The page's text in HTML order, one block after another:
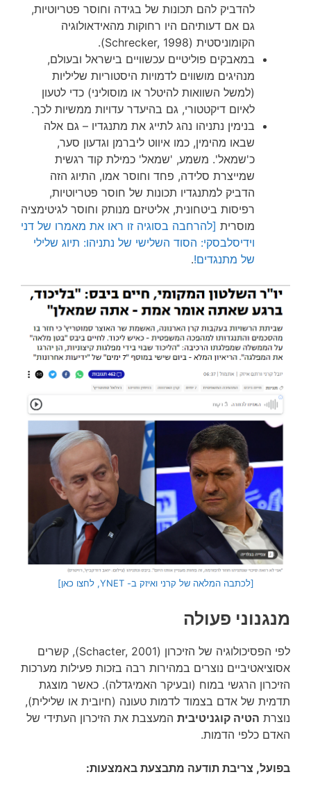
להדביק להם תכונות של בגידה וחוסר פטריוטיות,
גם אם דעותיהם היו רחוקות מהאידאולוגיה
הקומוניסטית (Schrecker, 1998).
במאבקים פוליטיים עכשוויים בישראל ובעולם,
מנהיגים מושווים לדמויות היסטוריות שליליות
(למשל השוואות להיטלר או מוסוליני) כדי לטעון
לאיום דיקטטורי, גם בהיעדר עדויות ממשיות לכך.
בנימין נתניהו נהג לתייג את מתנגדיו – גם אלה
שבאו מהימין, כמו איווט ליברמן וגדעון סער,
כ'שמאל'. משמע, 'שמאל' כמילת קוד רגשית
שמייצרת סלידה, פחד וחוסר אמו, התיוג הזה
הדביק למתנגדיו תכונות של חוסר פטריוטיות,
רפיסות ביטחונית, אליטיזם מנותק וחוסר לגיטימציה
מוסרית [להרחבה בסוגיה זו ראו את מאמרו של דני
וידיסלבסקי: הסוד השלישי של נתניהו: תיוג שלילי
של מתנגדים!.
[לכתבה המלאה של קרני ואיזק ב- YNET, לחצו כאן]
מנגנוני פעולה
לפי הפסיכולוגיה של הזיכרון (Schacter, 2001), קשרים
אסוציאטיביים נוצרים במהירות רבה בזכות פעילות מערכות
הזיכרון הרגשי במוח (ובעיקר האמיגדלה). כאשר מוצגת
תדמית של אדם בצמוד לדמות טעונה (חיובית או שלילית),
נוצרת הטיה קוגניטיבית המעצבת את הזיכרון העתידי של
האדם כלפי הדמות.
בפועל, צריבת תודעה מתבצעת באמצעות: